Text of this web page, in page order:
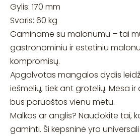
Gylis: 170 mm
Svoris: 60 kg
Gaminame su malonumu – tai
gastronominiu ir estetiniu
kompromisų.
Apgalvotas mangalos dydis
iešmelių, tiek ant grotelių. Mėsa
bus paruoštos vienu metu.
Malkos ar anglis? Naudokite tai,
gaminti. Ši kepsninė yra